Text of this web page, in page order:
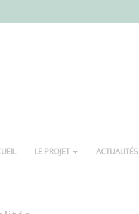
LE PROJET ACTUALITÉS